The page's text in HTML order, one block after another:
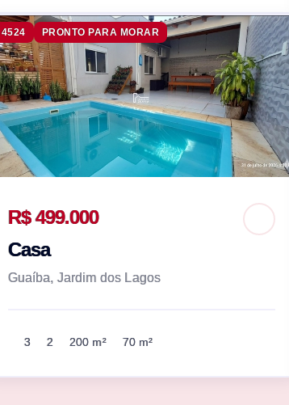
4524 PRONTO PARA MORAR
R$ 499.000
Casa
Guaíba, Jardim dos Lagos
3 2 200 m² 70 m²